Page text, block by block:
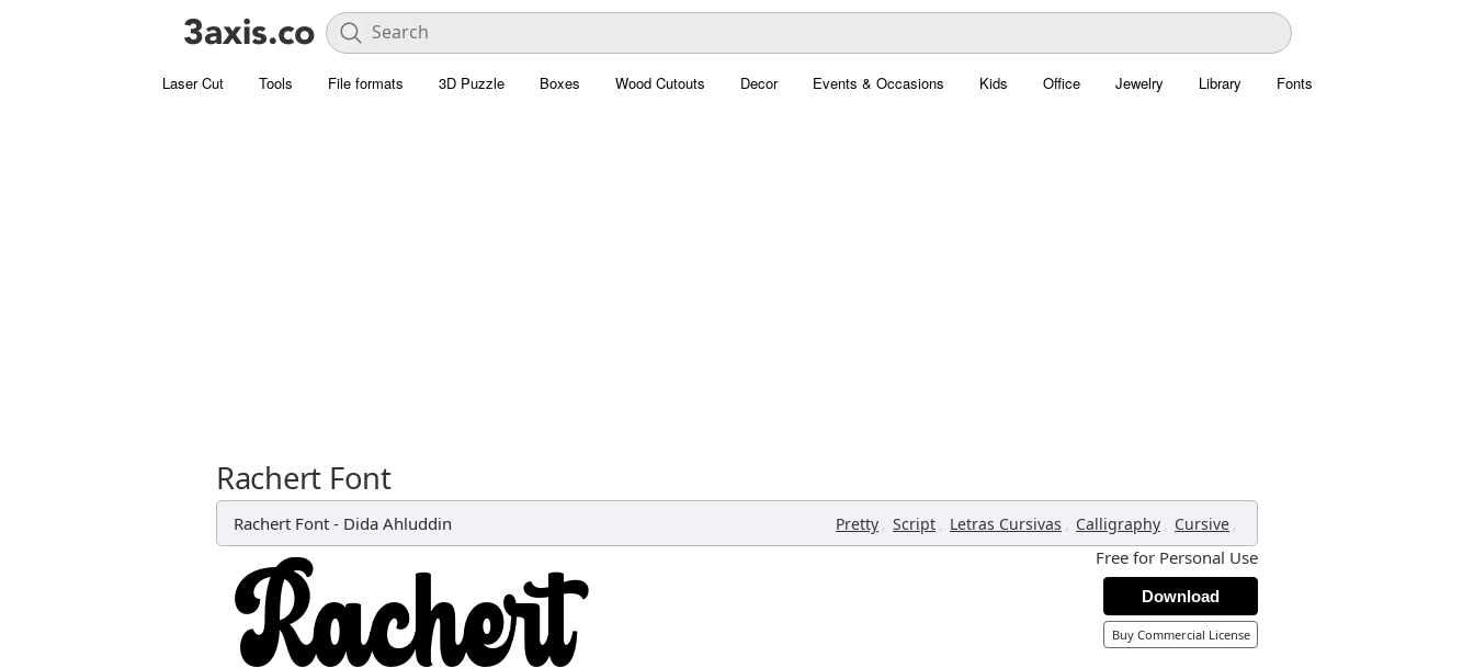
Laser Cut Tools File formats 3D Puzzle Boxes Wood Cutouts Decor Events & Occasions Kids Office Jewelry Library Fonts
Rachert Font
Rachert Font - Dida Ahluddin Pretty , Script , Letras Cursivas , Calligraphy , Cursive ,
Free for Personal Use
Download
Buy Commercial License